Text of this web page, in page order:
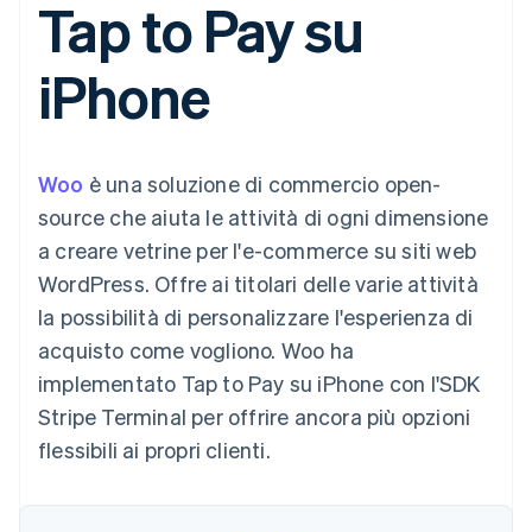
flessibile
Metodi di
pagamento
Accesso a
oltre 125
Terminal
Authorization
Accettazione
ottimizzata
Pagamento
accelerato
Financial
Connections
Conti finanziari
collegati
della contabilità
Stripe Sigma
Altro
Gestione del denaro
Piattaforme
SaaS
Aziende di IA
Creator economy
Gaming
Ospitalità, viaggi e
tempo libero
Assicurazione
Media e
intrattenimento
Organizzazioni non
profit
Servizi professionali
Pubblica
amministrazione
Gestire gli
abbonamenti
Offrire addebiti in base
Emettere carte
garantite da stablecoin
gestisci i servizi con gli
agenti
Risorse
Integrazioni app
Esempi di codice
Blog per sviluppatori
Stato dell'API
Roadmap del prodotto
Conferenza annuale
Lavora con noi
Sala stampa
Recapiti
Contattaci
Diventa nostro partner
Tap to Pay su
iPhone
Woo è una soluzione di commercio open-
source che aiuta le attività di ogni dimensione
a creare vetrine per l'e-commerce su siti web
WordPress. Offre ai titolari delle varie attività
la possibilità di personalizzare l'esperienza di
acquisto come vogliono. Woo ha
implementato Tap to Pay su iPhone con l'SDK
Stripe Terminal per offrire ancora più opzioni
flessibili ai propri clienti.